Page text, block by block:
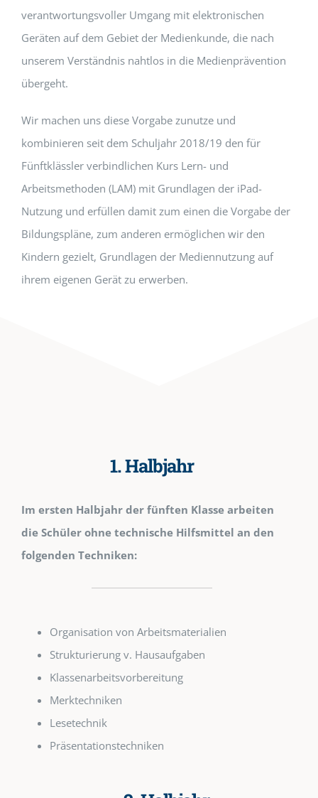
verantwortungsvoller Umgang mit elektronischen
Geräten auf dem Gebiet der Medienkunde, die nach
unserem Verständnis nahtlos in die Medienprävention
übergeht.
Wir machen uns diese Vorgabe zunutze und
kombinieren seit dem Schuljahr 2018/19 den für
Fünftklässler verbindlichen Kurs Lern- und
Arbeitsmethoden (LAM) mit Grundlagen der iPad-
Nutzung und erfüllen damit zum einen die Vorgabe der
Bildungspläne, zum anderen ermöglichen wir den
Kindern gezielt, Grundlagen der Mediennutzung auf
ihrem eigenen Gerät zu erwerben.
1. Halbjahr
Im ersten Halbjahr der fünften Klasse arbeiten
die Schüler ohne technische Hilfsmittel an den
folgenden Techniken:
Organisation von Arbeitsmaterialien
Strukturierung v. Hausaufgaben
Klassenarbeitsvorbereitung
Merktechniken
Lesetechnik
Präsentationstechniken